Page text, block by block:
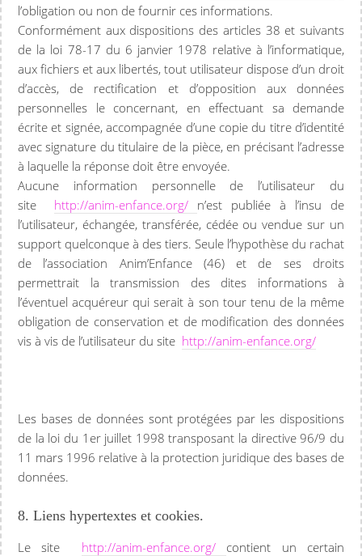
l’obligation ou non de fournir ces informations.
Conformément aux dispositions des articles 38 et suivants
de la loi 78-17 du 6 janvier 1978 relative à l’informatique,
aux fichiers et aux libertés, tout utilisateur dispose d’un droit
d’accès, de rectification et d’opposition aux données
personnelles le concernant, en effectuant sa demande
écrite et signée, accompagnée d’une copie du titre d’identité
avec signature du titulaire de la pièce, en précisant l’adresse
à laquelle la réponse doit être envoyée.
Aucune information personnelle de l’utilisateur du
site http://anim-enfance.org/ n’est publiée à l’insu de
l’utilisateur, échangée, transférée, cédée ou vendue sur un
support quelconque à des tiers. Seule l’hypothèse du rachat
de l’association Anim’Enfance (46) et de ses droits
permettrait la transmission des dites informations à
l’éventuel acquéreur qui serait à son tour tenu de la même
obligation de conservation et de modification des données
vis à vis de l’utilisateur du site http://anim-enfance.org/
Les bases de données sont protégées par les dispositions
de la loi du 1er juillet 1998 transposant la directive 96/9 du
11 mars 1996 relative à la protection juridique des bases de
données.
8. Liens hypertextes et cookies.
Le site http://anim-enfance.org/ contient un certain